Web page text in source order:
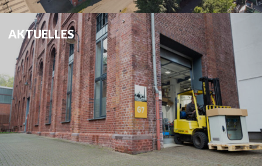
AKTUELLES